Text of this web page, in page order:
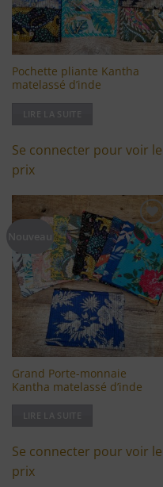
Pochette pliante Kantha
matelassé d’inde
Se connecter pour voir le
prix
Ajouter
à ma
liste
d'envies
Grand Porte-monnaie
Kantha matelassé d’inde
Se connecter pour voir le
prix